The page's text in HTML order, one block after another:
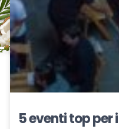
5 eventi top per